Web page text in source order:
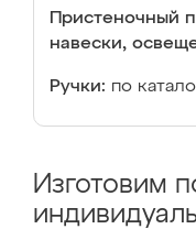
Пристеночный
навески,
Ручки: по
Изготовим